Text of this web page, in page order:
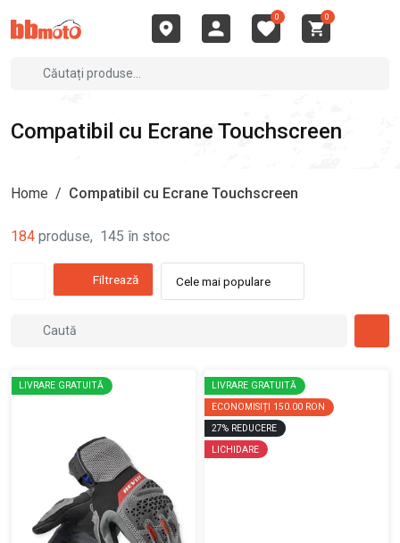
0 0
Compatibil cu Ecrane Touchscreen
Home / Compatibil cu Ecrane Touchscreen
184 produse, 145 în stoc
Filtrează Cele mai populare
LIVRARE GRATUITĂ
LIVRARE GRATUITĂ
ECONOMISIȚI 150.00 RON
27% REDUCERE
LICHIDARE